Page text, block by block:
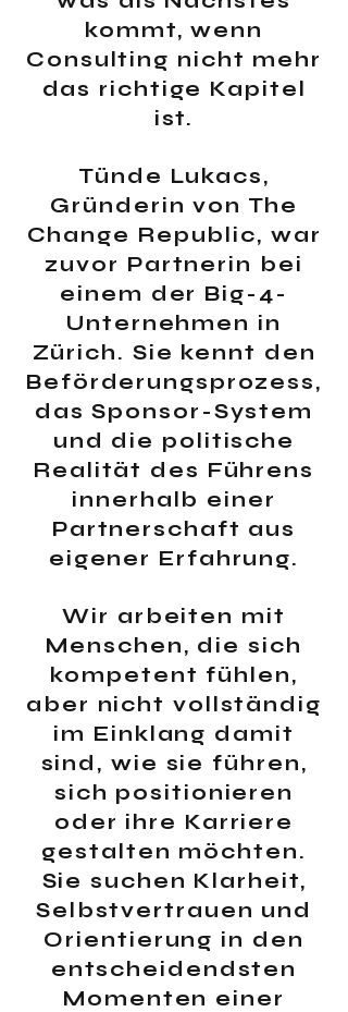
kommt, wenn
Consulting nicht mehr
das richtige Kapitel
ist.
Tünde Lukacs,
Gründerin von The
Change Republic, war
zuvor Partnerin bei
einem der Big-4-
Unternehmen in
Zürich. Sie kennt den
Beförderungsprozess,
das Sponsor-System
und die politische
Realität des Führens
innerhalb einer
Partnerschaft aus
eigener Erfahrung.
Wir arbeiten mit
Menschen, die sich
kompetent fühlen,
aber nicht vollständig
im Einklang damit
sind, wie sie führen,
sich positionieren
oder ihre Karriere
gestalten möchten.
Sie suchen Klarheit,
Selbstvertrauen und
Orientierung in den
entscheidendsten
Momenten einer